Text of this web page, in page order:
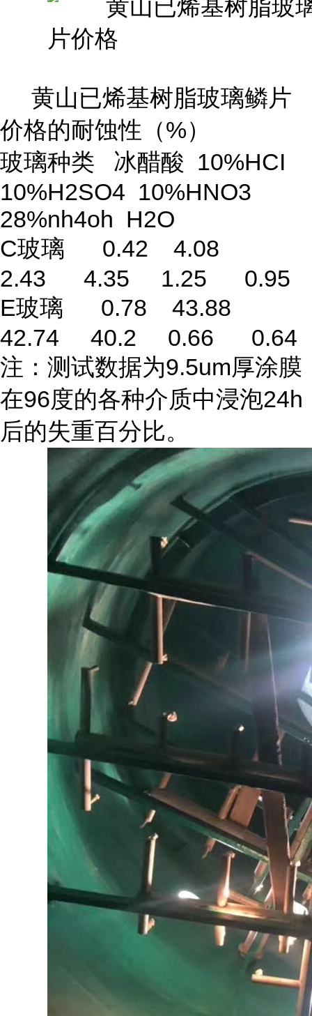
黄山已烯基树脂玻璃鳞片
价格的耐蚀性（%）
玻璃种类 冰醋酸 10%HCI
10%H2SO4 10%HNO3
28%nh4oh H2O
C玻璃 0.42 4.08
2.43 4.35 1.25 0.95
E玻璃 0.78 43.88
42.74 40.2 0.66 0.64
注：测试数据为9.5um厚涂膜
在96度的各种介质中浸泡24h
后的失重百分比。